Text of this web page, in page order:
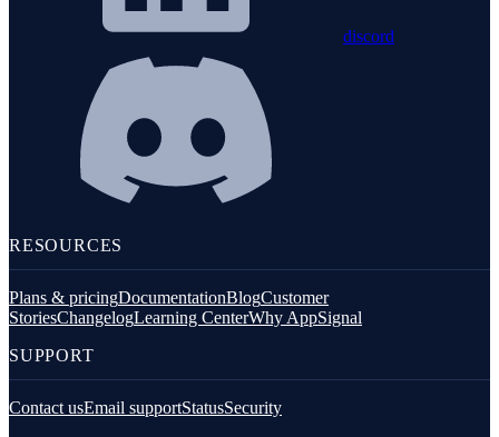
discord
RESOURCES
Plans & pricingDocumentationBlogCustomer
StoriesChangelogLearning CenterWhy AppSignal
SUPPORT
Contact usEmail supportStatusSecurity